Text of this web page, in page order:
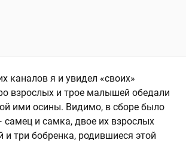
каналов я и увидел «своих»
взрослых и трое малышей обедали
ими осины. Видимо, в сборе было
самец и самка, двое их взрослых
и три бобренка, родившиеся этой